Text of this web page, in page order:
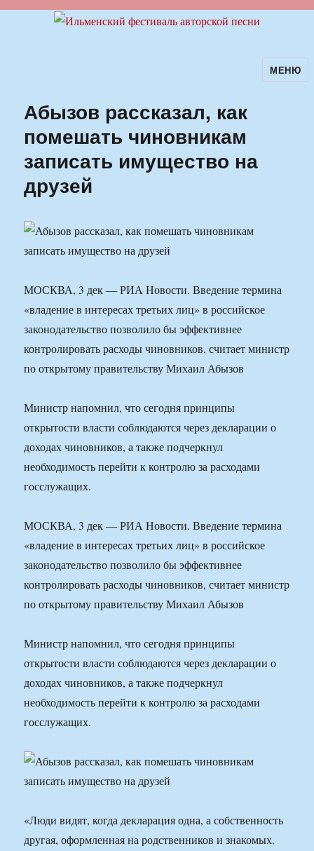
Ильменский фестиваль авторской
песни
МЕНЮ
Абызов рассказал, как
помешать чиновникам
записать имущество на
друзей
МОСКВА, 3 дек — РИА Новости. Введение термина
«владение в интересах третьих лиц» в российское
законодательство позволило бы эффективнее
контролировать расходы чиновников, считает министр
по открытому правительству Михаил Абызов
Министр напомнил, что сегодня принципы
открытости власти соблюдаются через декларации о
доходах чиновников, а также подчеркнул
необходимость перейти к контролю за расходами
госслужащих.
МОСКВА, 3 дек — РИА Новости. Введение термина
«владение в интересах третьих лиц» в российское
законодательство позволило бы эффективнее
контролировать расходы чиновников, считает министр
по открытому правительству Михаил Абызов
Министр напомнил, что сегодня принципы
открытости власти соблюдаются через декларации о
доходах чиновников, а также подчеркнул
необходимость перейти к контролю за расходами
госслужащих.
«Люди видят, когда декларация одна, а собственность
другая, оформленная на родственников и знакомых.